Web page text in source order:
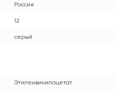
Россия
12
серый
Этиленвинилацетат